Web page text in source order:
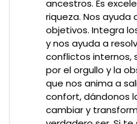
ancestros. Es
riqueza. Nos ayuda
objetivos. Integra
y nos ayuda a
conflictos internos,
por el orgullo y la
que nos anima a
confort, dándonos
cambiar y